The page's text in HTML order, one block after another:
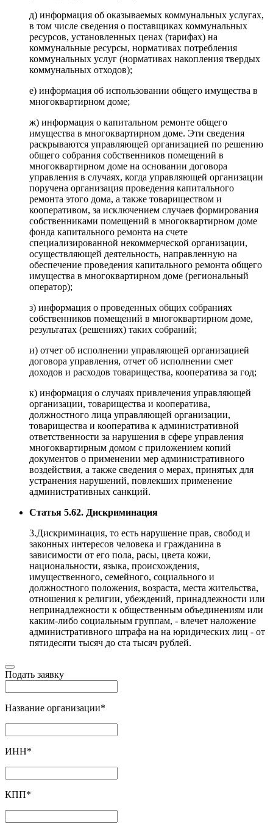
д) информация об оказываемых коммунальных услугах,
в том числе сведения о поставщиках коммунальных
ресурсов, установленных ценах (тарифах) на
коммунальные ресурсы, нормативах потребления
коммунальных услуг (нормативах накопления твердых
коммунальных отходов);
е) информация об использовании общего имущества в
многоквартирном доме;
ж) информация о капитальном ремонте общего
имущества в многоквартирном доме. Эти сведения
раскрываются управляющей организацией по решению
общего собрания собственников помещений в
многоквартирном доме на основании договора
управления в случаях, когда управляющей организации
поручена организация проведения капитального
ремонта этого дома, а также товариществом и
кооперативом, за исключением случаев формирования
собственниками помещений в многоквартирном доме
фонда капитального ремонта на счете
специализированной некоммерческой организации,
осуществляющей деятельность, направленную на
обеспечение проведения капитального ремонта общего
имущества в многоквартирном доме (региональный
оператор);
з) информация о проведенных общих собраниях
собственников помещений в многоквартирном доме,
результатах (решениях) таких собраний;
и) отчет об исполнении управляющей организацией
договора управления, отчет об исполнении смет
доходов и расходов товарищества, кооператива за год;
к) информация о случаях привлечения управляющей
организации, товарищества и кооператива,
должностного лица управляющей организации,
товарищества и кооператива к административной
ответственности за нарушения в сфере управления
многоквартирным домом с приложением копий
документов о применении мер административного
воздействия, а также сведения о мерах, принятых для
устранения нарушений, повлекших применение
административных санкций.
Статья 5.62. Дискриминация
3.Дискриминация, то есть нарушение прав, свобод и
законных интересов человека и гражданина в
зависимости от его пола, расы, цвета кожи,
национальности, языка, происхождения,
имущественного, семейного, социального и
должностного положения, возраста, места жительства,
отношения к религии, убеждений, принадлежности или
непринадлежности к общественным объединениям или
каким-либо социальным группам, - влечет наложение
административного штрафа на на юридических лиц - от
пятидесяти тысяч до ста тысяч рублей.
Подать заявку
Название организации*
ИНН*
КПП*